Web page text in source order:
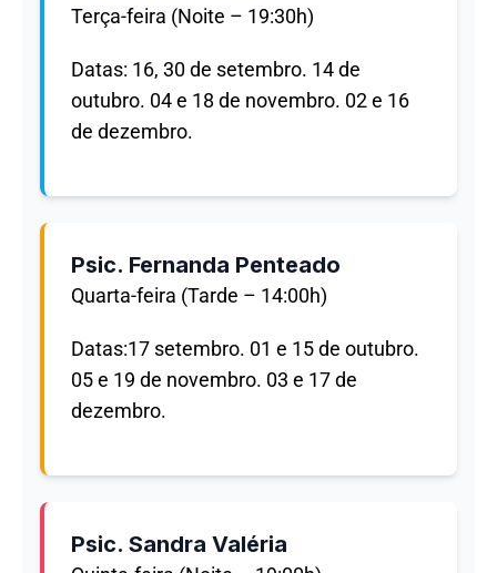
Terça-feira (Noite – 19:30h)
Datas: 16, 30 de setembro. 14 de
outubro. 04 e 18 de novembro. 02 e 16
de dezembro.
Psic. Fernanda Penteado
Quarta-feira (Tarde – 14:00h)
Datas:17 setembro. 01 e 15 de outubro.
05 e 19 de novembro. 03 e 17 de
dezembro.
Psic. Sandra Valéria